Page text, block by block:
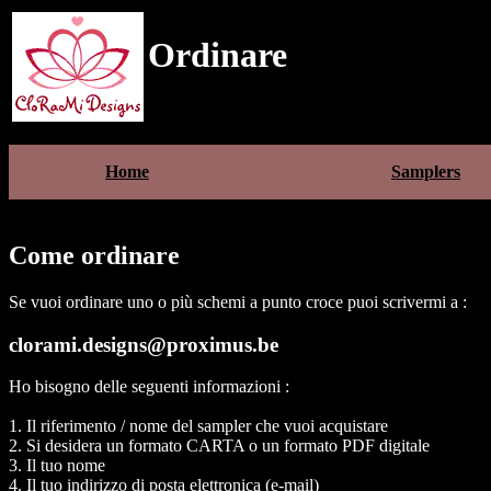
Ordinare
Home Samplers
Come ordinare
Se vuoi ordinare uno o più schemi a punto croce puoi scrivermi a :
clorami.designs@proximus.be
Ho bisogno delle seguenti informazioni :
1. Il riferimento / nome del sampler che vuoi acquistare
2. Si desidera un formato CARTA o un formato PDF digitale
3. Il tuo nome
4. Il tuo indirizzo di posta elettronica (e-mail)